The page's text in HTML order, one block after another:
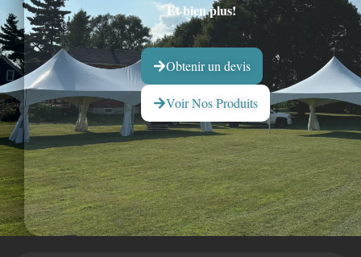
Et bien plus!
Obtenir un devis
Voir Nos Produits